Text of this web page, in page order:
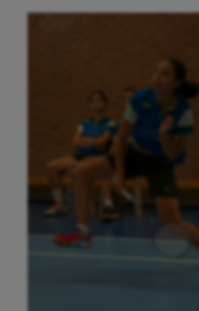
Aéronautique
Athlétisme
Auto
Aviron
Balle à la main
Ballon au poing